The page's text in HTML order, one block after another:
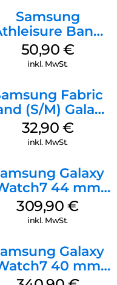
Samsung
Band
(M/L) Galaxy
Watch8/Watch8
50,90 €
inkl. MwSt.
Fabric
(S/M) Galaxy
Watch8/Watch8
Classic Red
32,90 €
inkl. MwSt.
Galaxy
44 mm
Silver
309,90€
inkl. MwSt.
Galaxy
40 mm
Green